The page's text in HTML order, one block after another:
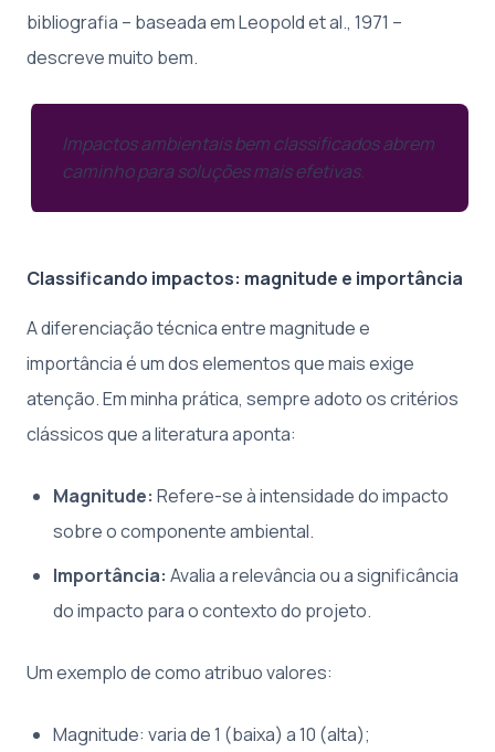
bibliografia – baseada em Leopold et al., 1971 –
descreve muito bem.
Impactos ambientais bem classificados abrem
caminho para soluções mais efetivas.
Classificando impactos: magnitude e importância
A diferenciação técnica entre magnitude e
importância é um dos elementos que mais exige
atenção. Em minha prática, sempre adoto os critérios
clássicos que a literatura aponta:
Magnitude: Refere-se à intensidade do impacto
sobre o componente ambiental.
Importância: Avalia a relevância ou a significância
do impacto para o contexto do projeto.
Um exemplo de como atribuo valores:
Magnitude: varia de 1 (baixa) a 10 (alta);